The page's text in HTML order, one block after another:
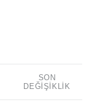
SON
DEĞIŞIKLIK